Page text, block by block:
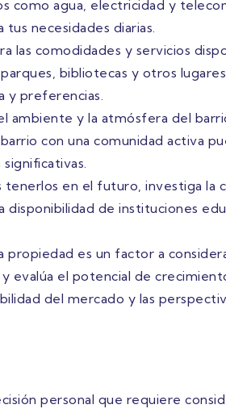
como agua, electricidad y
necesidades diarias.
las comodidades y servicios
bibliotecas y otros
y preferencias.
ambiente y la atmósfera del
con una comunidad activa
tenerlos en el futuro, investiga la
disponibilidad de instituciones
propiedad es un factor a
evalúa el potencial de
del mercado y las
personal que requiere